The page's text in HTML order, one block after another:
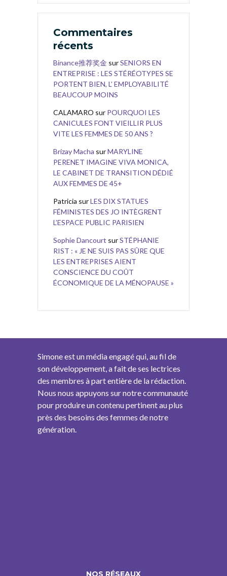
Commentaires
récents
Binance推荐奖金 surSENIORS EN
ENTREPRISE : LES STÉRÉOTYPES SE
PORTENT BIEN, L’ EMPLOYABILITÉ
BEAUCOUP MOINS
CALAMARO sur POURQUOI LES
CANICULES FONT VIEILLIR PLUS
VITE LES FEMMES DE 50 ANS ?
Brizay Macha surMARYLINE
PERENET IMAGINE VIVA MONICA,
LE CABINET DE TRANSITION DÉDIÉ
AUX FEMMES DE 45+
Patricia surLES DIX STATUES
FÉMINISTES DES JO INTÈGRENT
L’ESPACE PUBLIC PARISIEN
Sophie Dancourt surSTÉPHANIE
RIST : « JE NE SUIS PAS SÛRE QUE
LES ENTREPRISES AIENT
CONSCIENCE DU COÛT
ÉCONOMIQUE DE LA MÉNOPAUSE »
Simone est un média engagé qui, au fil de
son développement, a fait de ses lectrices
des membres à part entière de la rédaction.
Nous nous appuyons sur notre communauté
pour produire un contenu pertinent au plus
près des besoins des femmes de notre
génération.
NOS RÉSEAUX